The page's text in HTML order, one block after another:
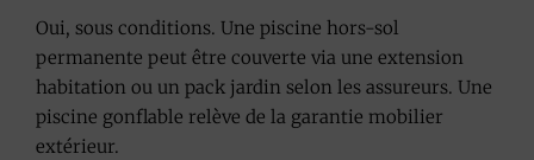
Oui, sous conditions. Une piscine hors-sol
permanente peut être couverte via une extension
habitation ou un pack jardin selon les assureurs. Une
piscine gonflable relève de la garantie mobilier
extérieur.